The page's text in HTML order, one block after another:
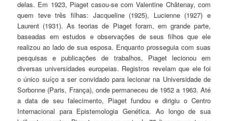
delas. Em 1923, Piaget casou-se com Valentine Châtenay, com
quem teve três filhas: Jacqueline (1925), Lucienne (1927) e
Laurent (1931). As teorias de Piaget foram, em grande parte,
baseadas em estudos e observações de seus filhos que ele
realizou ao lado de sua esposa. Enquanto prosseguia com suas
pesquisas e publicações de trabalhos, Piaget lecionou em
diversas universidades europeias. Registros revelam que ele foi
o único suíço a ser convidado para lecionar na Universidade de
Sorbonne (Paris, França), onde permaneceu de 1952 a 1963. Até
a data de seu falecimento, Piaget fundou e dirigiu o Centro
Internacional para Epistemologia Genética. Ao longo de sua